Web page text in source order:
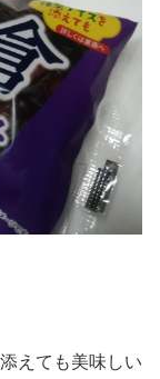
えても美味しい